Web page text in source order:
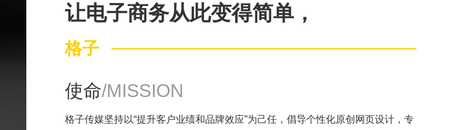
让电子商务从此变得简单，
格子
使命/MISSION
格子传媒坚持以“提升客户业绩和品牌效应”为己任，倡导个性化原创网页设计，专
0769-33808380